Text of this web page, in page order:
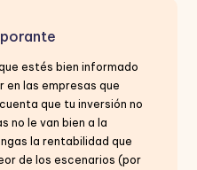
estés bien informado
en las empresas que
que tu inversión no
no le van bien a la
la rentabilidad que
de los escenarios (por